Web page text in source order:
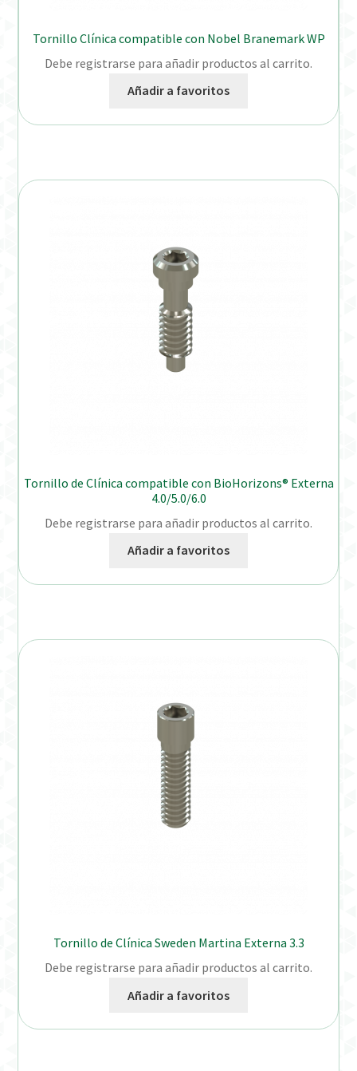
Tornillo Clínica compatible con Nobel Branemark WP
Debe registrarse para añadir productos al carrito.
Añadir a favoritos
Tornillo de Clínica compatible con BioHorizons® Externa
4.0/5.0/6.0
Debe registrarse para añadir productos al carrito.
Añadir a favoritos
Tornillo de Clínica Sweden Martina Externa 3.3
Debe registrarse para añadir productos al carrito.
Añadir a favoritos